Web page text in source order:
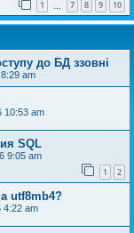
1 7 8 9 10
до БД ззовні
am
10:53 am
SQL
9:05 am
1 2
utf8mb4?
4:22 am